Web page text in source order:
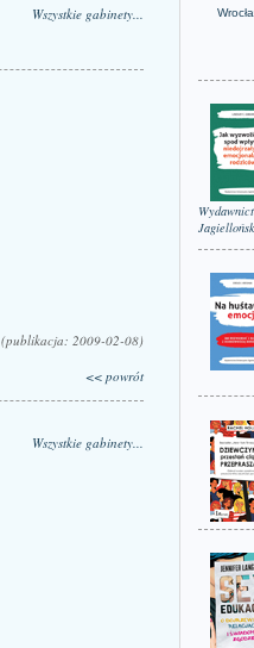
Wszystkie gabinety...
(publikacja: 2009-02-08)
<< powrót
Wszystkie gabinety...